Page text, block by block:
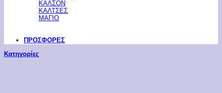
ΚΑΛΣΟΝ
ΚΑΛΤΣΕΣ
ΜΑΓΙΟ
ΠΡΟΣΦΟΡΕΣ
Κατηγορίες